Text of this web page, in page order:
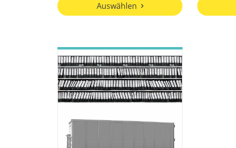
Auswählen